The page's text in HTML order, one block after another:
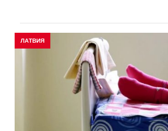
ЛАТВИЯ